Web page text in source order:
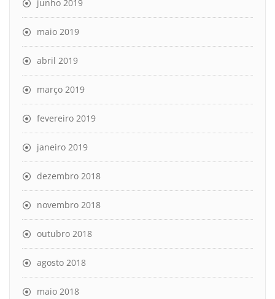
junho 2019
maio 2019
abril 2019
março 2019
fevereiro 2019
janeiro 2019
dezembro 2018
novembro 2018
outubro 2018
agosto 2018
maio 2018